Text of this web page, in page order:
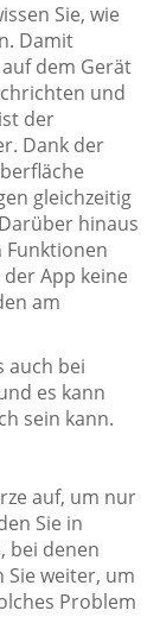
Sie, wie
Damit
dem Gerät
und
der
Dank der
gleichzeitig
hinaus
Funktionen
App keine
am
auch bei
es kann
sein kann.
auf, um nur
Sie in
bei denen
Sie weiter, um
Problem